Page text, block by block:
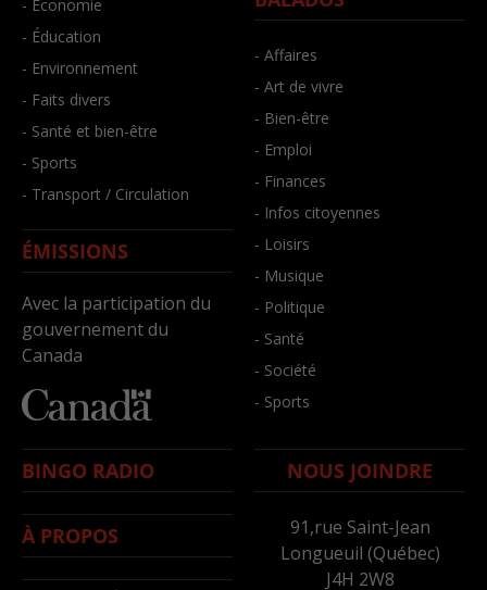
- Économie
- Éducation
- Environnement
- Faits divers
- Santé et bien-être
- Sports
- Transport / Circulation
ÉMISSIONS
Avec la participation du
gouvernement du
Canada
- Affaires
- Art de vivre
- Bien-être
- Emploi
- Finances
- Infos citoyennes
- Loisirs
- Musique
- Politique
- Santé
- Société
- Sports
BINGO RADIO
À PROPOS
NOUS JOINDRE
91,rue Saint-Jean
Longueuil (Québec)
J4H 2W8